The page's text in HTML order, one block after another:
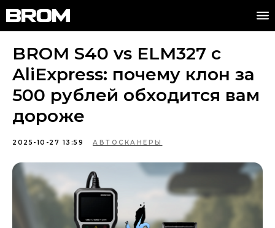
BROM S40 vs ELM327 с
AliExpress: почему клон за
500 рублей обходится вам
дороже
2025-10-27 13:59 АВТОСКАНЕРЫ